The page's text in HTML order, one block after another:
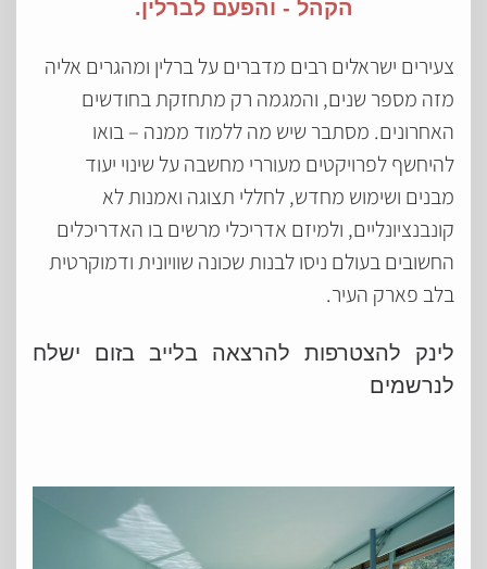
הקהל - והפעם לברלין.
צעירים ישראלים רבים מדברים על ברלין ומהגרים אליה
מזה מספר שנים, והמגמה רק מתחזקת בחודשים
האחרונים. מסתבר שיש מה ללמוד ממנה – בואו
להיחשף לפרויקטים מעוררי מחשבה על שינוי יעוד
מבנים ושימוש מחדש, לחללי תצוגה ואמנות לא
קונבנציונליים, ולמיזם אדריכלי מרשים בו האדריכלים
החשובים בעולם ניסו לבנות שכונה שוויונית ודמוקרטית
בלב פארק העיר.
לינק להצטרפות להרצאה בלייב בזום ישלח
לנרשמים